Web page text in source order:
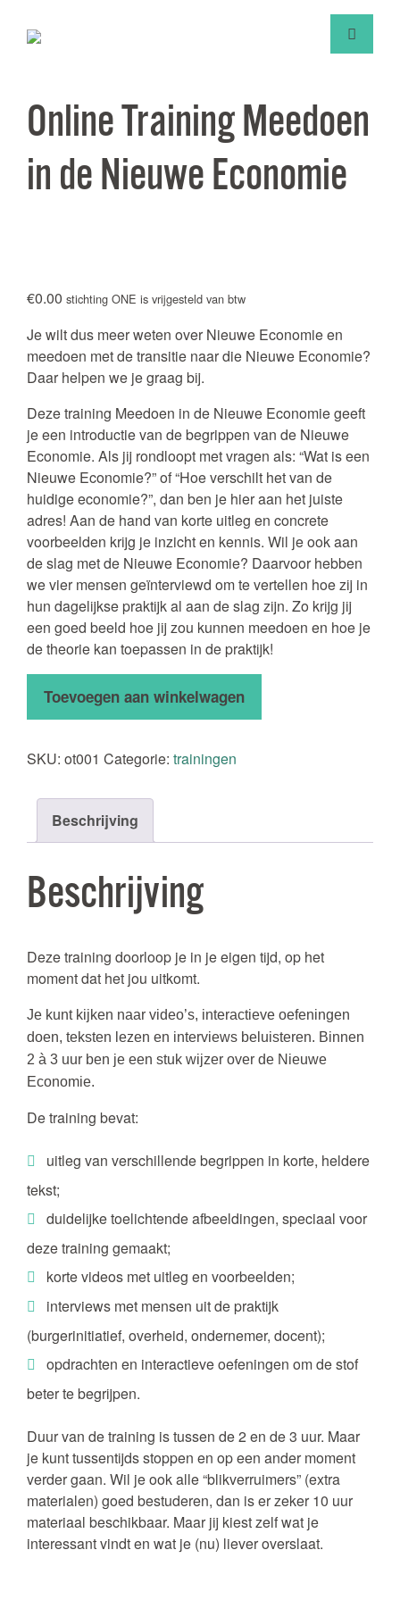
Online Training Meedoen
in de Nieuwe Economie
€0.00 stichting ONE is vrijgesteld van btw
Je wilt dus meer weten over Nieuwe Economie en
meedoen met de transitie naar die Nieuwe Economie?
Daar helpen we je graag bij.
Deze training Meedoen in de Nieuwe Economie geeft
je een introductie van de begrippen van de Nieuwe
Economie. Als jij rondloopt met vragen als: “Wat is een
Nieuwe Economie?” of “Hoe verschilt het van de
huidige economie?”, dan ben je hier aan het juiste
adres! Aan de hand van korte uitleg en concrete
voorbeelden krijg je inzicht en kennis. Wil je ook aan
de slag met de Nieuwe Economie? Daarvoor hebben
we vier mensen geïnterviewd om te vertellen hoe zij in
hun dagelijkse praktijk al aan de slag zijn. Zo krijg jij
een goed beeld hoe jij zou kunnen meedoen en hoe je
de theorie kan toepassen in de praktijk!
Training
Meedoen
de
Economie
Toevoegen aan winkelwagen
SKU: ot001 Categorie: trainingen
Beschrijving
Beschrijving
Deze training doorloop je in je eigen tijd, op het
moment dat het jou uitkomt.
Je kunt kijken naar video’s, interactieve oefeningen
doen, teksten lezen en interviews beluisteren. Binnen
2 à 3 uur ben je een stuk wijzer over de Nieuwe
Economie.
De training bevat:
uitleg van verschillende begrippen in korte, heldere
tekst;
duidelijke toelichtende afbeeldingen, speciaal voor
deze training gemaakt;
korte videos met uitleg en voorbeelden;
interviews met mensen uit de praktijk
(burgerinitiatief, overheid, ondernemer, docent);
opdrachten en interactieve oefeningen om de stof
beter te begrijpen.
Duur van de training is tussen de 2 en de 3 uur. Maar
je kunt tussentijds stoppen en op een ander moment
verder gaan. Wil je ook alle “blikverruimers” (extra
materialen) goed bestuderen, dan is er zeker 10 uur
materiaal beschikbaar. Maar jij kiest zelf wat je
interessant vindt en wat je (nu) liever overslaat.